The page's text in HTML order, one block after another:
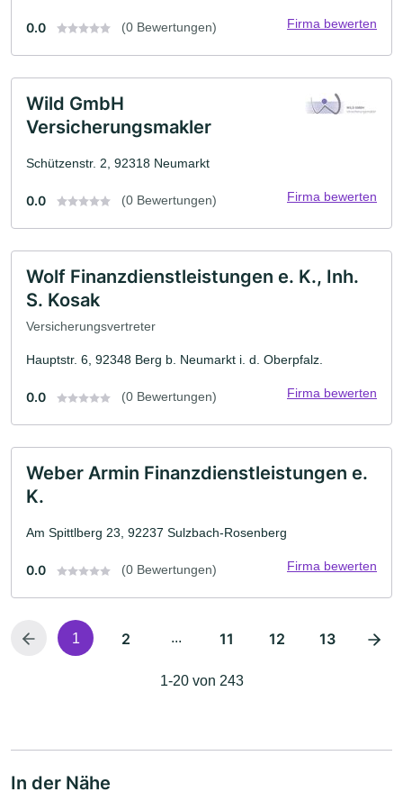
0.0 (0 Bewertungen) Firma bewerten
Wild GmbH
Versicherungsmakler
Schützenstr. 2, 92318 Neumarkt
0.0 (0 Bewertungen) Firma bewerten
Wolf Finanzdienstleistungen e. K., Inh.
S. Kosak
Versicherungsvertreter
Hauptstr. 6, 92348 Berg b. Neumarkt i. d. Oberpfalz.
0.0 (0 Bewertungen) Firma bewerten
Weber Armin Finanzdienstleistungen e.
K.
Am Spittlberg 23, 92237 Sulzbach-Rosenberg
0.0 (0 Bewertungen) Firma bewerten
1 2 ... 11 12 13
1-20 von 243
In der Nähe